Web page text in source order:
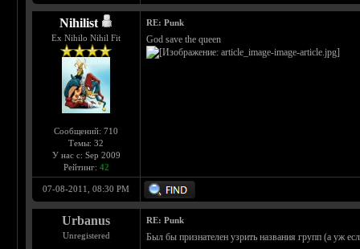
Nihilist
Ex Nihilo Nihil Fit
Сообщений: 710
Темы: 32
У нас с: Sep 2009
Рейтинг: 42
RE: Punk
God save the queen
07-08-2011, 08:30 PM
Urbanus
Unregistered
RE: Punk
Был бы признателен узрить названия групп (а уж